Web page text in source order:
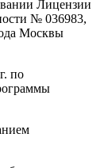
Лицензии
№ 036983,
Москвы
по